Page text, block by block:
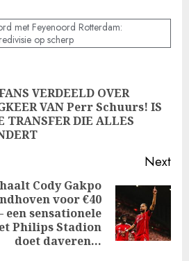
met Feyenoord Rotterdam:
op scherp
VERDEELD OVER
VAN Perr Schuurs! IS
TRANSFER DIE ALLES
Next
Cody Gakpo
voor €40
sensationele
Philips Stadion
doet daveren…